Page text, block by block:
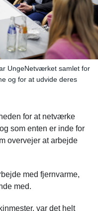
UngeNetværket samlet for
og for at udvide deres
for at netværke
som enten er inde for
overvejer at arbejde
med fjernvarme,
med.
var det helt